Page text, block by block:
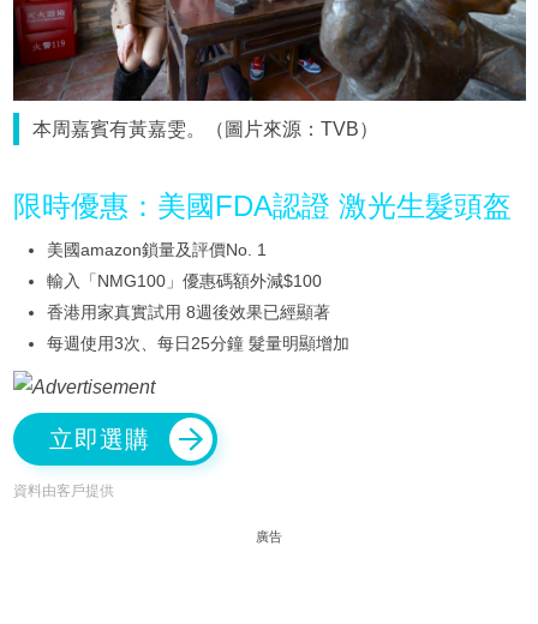
本周嘉賓有黃嘉雯。（圖片來源：TVB）
限時優惠：美國FDA認證 激光生髮頭盔
美國amazon鎖量及評價No. 1
輸入「NMG100」優惠碼額外減$100
香港用家真實試用 8週後效果已經顯著
每週使用3次、每日25分鐘 髮量明顯增加
立即選購
資料由客戶提供
廣告